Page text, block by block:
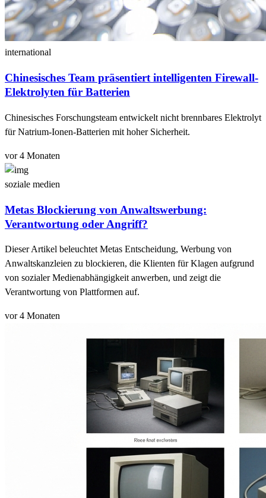
international
Chinesisches Team präsentiert intelligenten Firewall-
Elektrolyten für Batterien
Chinesisches Forschungsteam entwickelt nicht brennbares Elektrolyt
für Natrium-Ionen-Batterien mit hoher Sicherheit.
vor 4 Monaten
soziale medien
Metas Blockierung von Anwaltswerbung:
Verantwortung oder Angriff?
Dieser Artikel beleuchtet Metas Entscheidung, Werbung von
Anwaltskanzleien zu blockieren, die Klienten für Klagen aufgrund
von sozialer Medienabhängigkeit anwerben, und zeigt die
Verantwortung von Plattformen auf.
vor 4 Monaten